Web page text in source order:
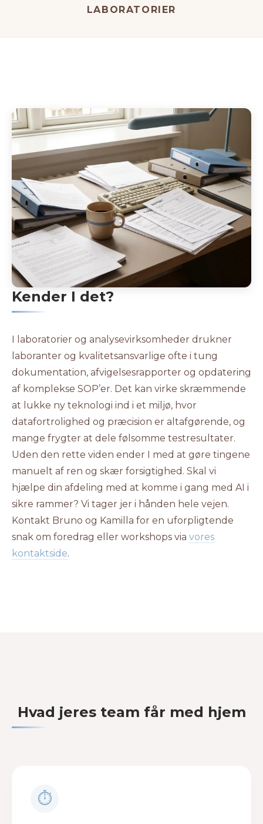
LABORATORIER
Kender I det?
I laboratorier og analysevirksomheder drukner
laboranter og kvalitetsansvarlige ofte i tung
dokumentation, afvigelsesrapporter og opdatering
af komplekse SOP’er. Det kan virke skræmmende
at lukke ny teknologi ind i et miljø, hvor
datafortrolighed og præcision er altafgørende, og
mange frygter at dele følsomme testresultater.
Uden den rette viden ender I med at gøre tingene
manuelt af ren og skær forsigtighed. Skal vi
hjælpe din afdeling med at komme i gang med AI i
sikre rammer? Vi tager jer i hånden hele vejen.
Kontakt Bruno og Kamilla for en uforpligtende
snak om foredrag eller workshops via vores
kontaktside.
Hvad jeres team får med hjem
⏱